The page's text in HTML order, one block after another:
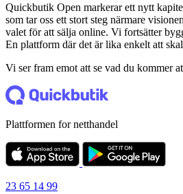
Quickbutik Open markerar ett nytt
som tar oss ett stort steg närmare
valet för att sälja online. Vi fortsätter
En plattform där det är lika enkelt att
Vi ser fram emot att se vad du kommer
Plattformen for netthandel
23 65 14 99